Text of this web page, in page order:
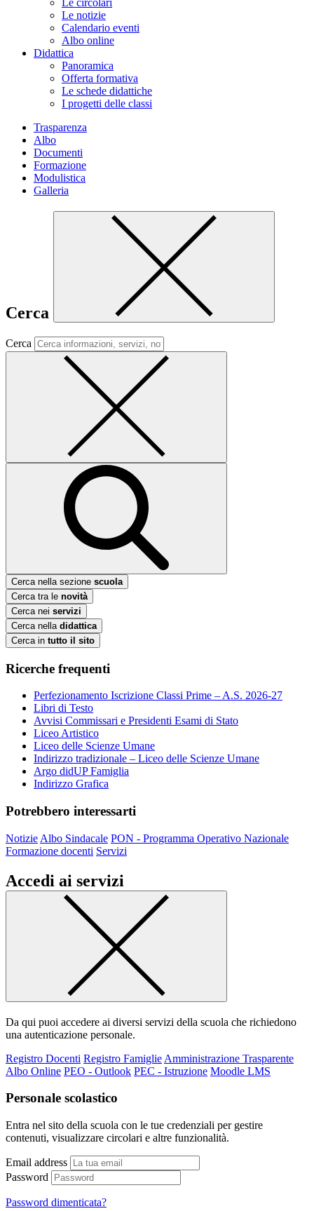
Le circolari
Le notizie
Calendario eventi
Albo online
Didattica
Panoramica
Offerta formativa
Le schede didattiche
I progetti delle classi
Trasparenza
Albo
Documenti
Formazione
Modulistica
Galleria
Cerca
Cerca
Cerca nella sezione scuola
Cerca tra le novità
Cerca nei servizi
Cerca nella didattica
Cerca in tutto il sito
Ricerche frequenti
Perfezionamento Iscrizione Classi Prime – A.S. 2026-27
Libri di Testo
Avvisi Commissari e Presidenti Esami di Stato
Liceo Artistico
Liceo delle Scienze Umane
Indirizzo tradizionale – Liceo delle Scienze Umane
Argo didUP Famiglia
Indirizzo Grafica
Potrebbero interessarti
Notizie Albo Sindacale PON - Programma Operativo Nazionale
Formazione docenti Servizi
Accedi ai servizi
Da qui puoi accedere ai diversi servizi della scuola che richiedono
una autenticazione personale.
Registro Docenti Registro Famiglie Amministrazione Trasparente
Albo Online PEO - Outlook PEC - Istruzione Moodle LMS
Personale scolastico
Entra nel sito della scuola con le tue credenziali per gestire
contenuti, visualizzare circolari e altre funzionalità.
Email address
Password
Password dimenticata?